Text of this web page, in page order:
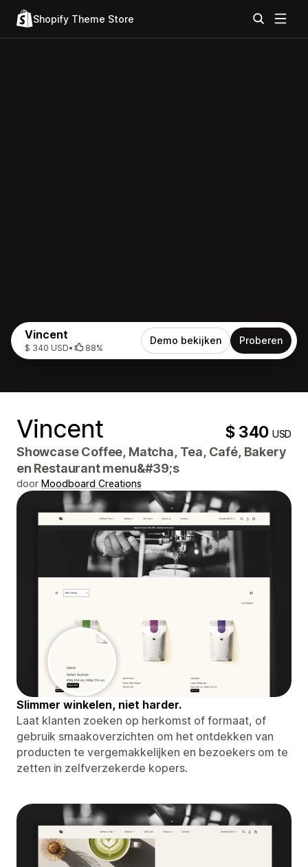
Shopify Theme Store
Vincent
$ 340 USD• 88%
Demo bekijken Proberen
Vincent $ 340USD
Showcase Coffee, Matcha, Tea, Café, Bakery
en Restaurant menu&#39;s
door Moodboard Creations
Slimmer winkelen, niet harder.
Laat klanten zoeken op herkomst of formaat, of
gebruik smaakoverzichten om het ontdekken van
producten te vergemakkelijken en bezoekers om te
zetten in zelfverzekerde kopers.